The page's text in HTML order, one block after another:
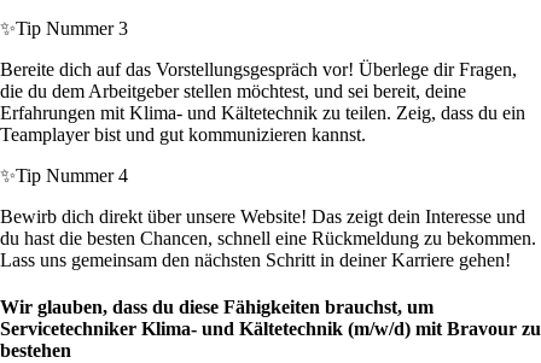
✨Tip Nummer 3
Bereite dich auf das Vorstellungsgespräch vor! Überlege dir Fragen,
die du dem Arbeitgeber stellen möchtest, und sei bereit, deine
Erfahrungen mit Klima- und Kältetechnik zu teilen. Zeig, dass du ein
Teamplayer bist und gut kommunizieren kannst.
✨Tip Nummer 4
Bewirb dich direkt über unsere Website! Das zeigt dein Interesse und
du hast die besten Chancen, schnell eine Rückmeldung zu bekommen.
Lass uns gemeinsam den nächsten Schritt in deiner Karriere gehen!
Wir glauben, dass du diese Fähigkeiten brauchst, um
Servicetechniker Klima- und Kältetechnik (m/w/d) mit Bravour zu
bestehen